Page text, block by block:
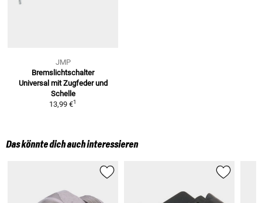
JMP
Bremslichtschalter
Universal mit Zugfeder und
Schelle
13,99 €1
Das könnte dich auch interessieren